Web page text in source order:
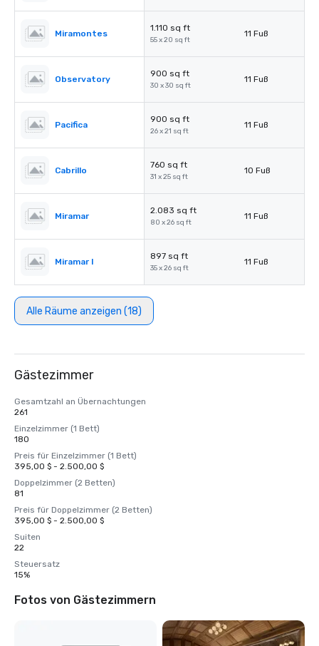
Miramontes
1.110 sq ft
55 x 20 sq ft
11 Fuß
Observatory
900 sq ft
30 x 30 sq ft
11 Fuß
Pacifica
900 sq ft
26 x 21 sq ft
11 Fuß
Cabrillo
760 sq ft
31 x 25 sq ft
10 Fuß
Miramar
2.083 sq ft
80 x 26 sq ft
11 Fuß
Miramar I
897 sq ft
35 x 26 sq ft
11 Fuß
Alle Räume anzeigen (18)
Gästezimmer
Gesamtzahl an Übernachtungen
261
Einzelzimmer (1 Bett)
180
Preis für Einzelzimmer (1 Bett)
395,00 $ - 2.500,00 $
Doppelzimmer (2 Betten)
81
Preis für Doppelzimmer (2 Betten)
395,00 $ - 2.500,00 $
Suiten
22
Steuersatz
15%
Fotos von Gästezimmern